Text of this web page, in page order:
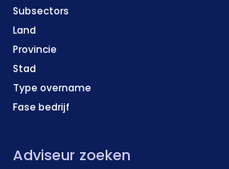
Subsectors
Land
Provincie
Stad
Type overname
Fase bedrijf
Adviseur zoeken